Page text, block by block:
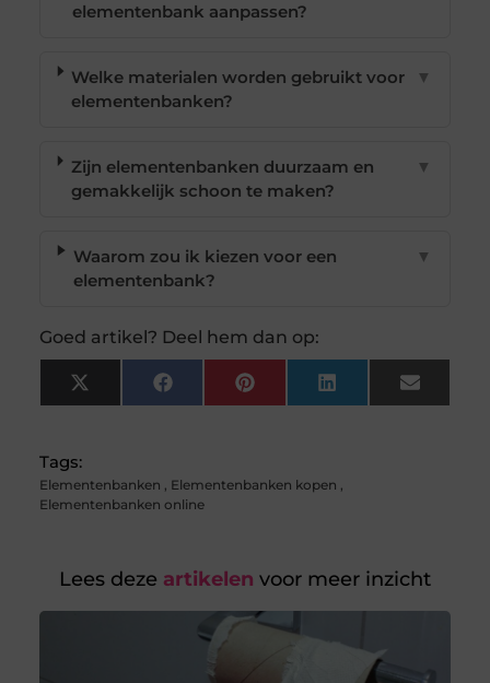
elementenbank aanpassen?
Welke materialen worden gebruikt voor
elementenbanken?
▼
Zijn elementenbanken duurzaam en
gemakkelijk schoon te maken?
▼
Waarom zou ik kiezen voor een
elementenbank?
▼
Goed artikel? Deel hem dan op:
X
(Twitter)
FacebookPinterest LinkedIn Email
Tags:
Elementenbanken , Elementenbanken kopen ,
Elementenbanken online
Lees deze artikelen voor meer inzicht